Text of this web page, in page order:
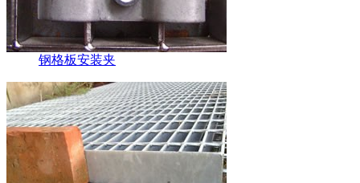
钢格板安装夹